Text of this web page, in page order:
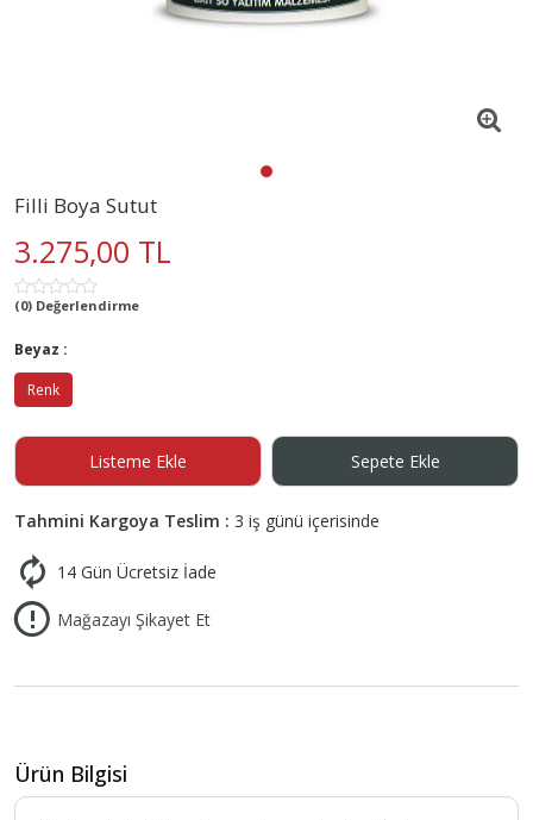
Filli Boya Sutut
3.275,00 TL
(0) Değerlendirme
Beyaz :
Renk
Listeme Ekle Sepete Ekle
Tahmini Kargoya Teslim : 3 iş günü içerisinde
14 Gün Ücretsiz İade
Mağazayı Şikayet Et
Ürün Bilgisi